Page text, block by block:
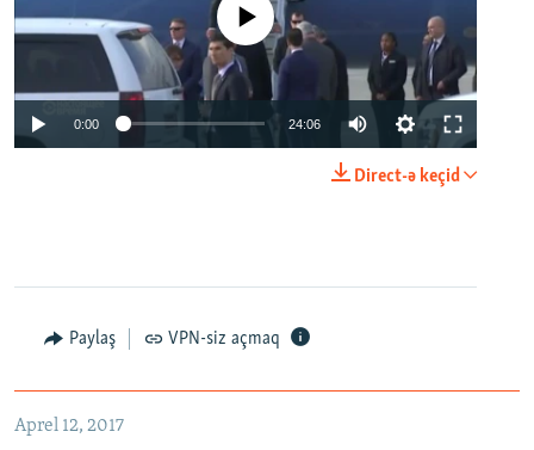
No media source currently available
0:00 24:06
Direct-ə keçid
Paylaş VPN-siz açmaq
Aprel 12, 2017